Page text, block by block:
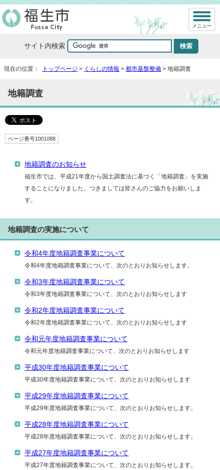
サイト内検索
メニュー
現在の位置： トップページ > くらしの情報 > 都市基盤整備 > 地籍調査
地籍調査
ページ番号1001088
地籍調査のお知らせ
福生市では、平成21年度から国土調査法に基づく「地籍調査」を実施
することになりました。つきましては皆さんのご協力をお願いしま
す。
地籍調査の実施について
令和4年度地籍調査事業について
令和4年度地籍調査事業について、次のとおりお知らせします。
令和3年度地籍調査事業について
令和3年度地籍調査事業について、次のとおりお知らせします
令和2年度地籍調査事業について
令和2年度地籍調査事業について、次のとおりお知らせします
令和元年度地籍調査事業について
令和元年度地籍調査事業について、次のとおりお知らせします
平成30年度地籍調査事業について
平成30年度地籍調査事業について、次のとおりお知らせします
平成29年度地籍調査事業について
平成29年度地籍調査事業について、次のとおりお知らせします。
平成28年度地籍調査事業について
平成28年度地籍調査事業について、次のとおりお知らせします。
平成27年度地籍調査事業について
平成27年度地籍調査事業について、次のとおりお知らせします。